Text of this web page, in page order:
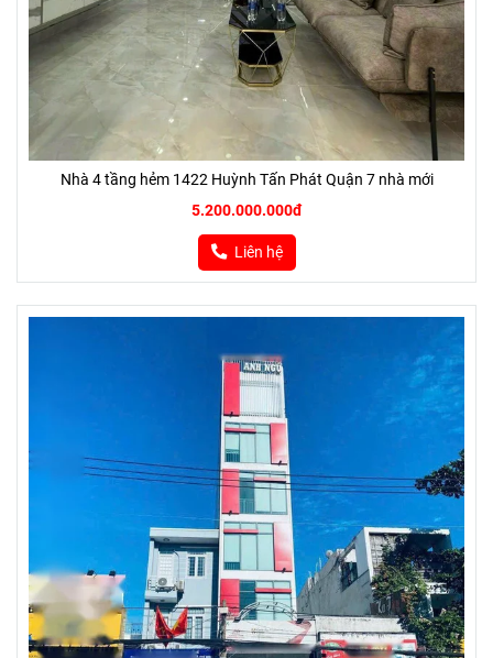
Nhà 4 tầng hẻm 1422 Huỳnh Tấn Phát Quận 7 nhà mới
5.200.000.000đ
Liên hệ